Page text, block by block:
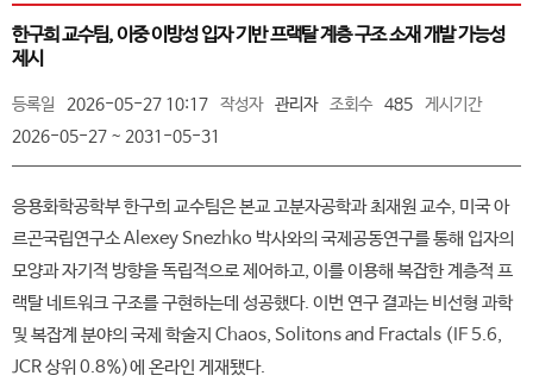
한구희 교수팀, 이중 이방성 입자 기반 프랙탈 계층 구조 소재 개발 가능성
제시
등록일 2026-05-27 10:17 작성자 관리자 조회수 485
게시기간
2026-05-27 ~ 2031-05-31
응용화학공학부 한구희 교수팀은 본교 고분자공학과 최재원 교수, 미국 아
르곤국립연구소 Alexey Snezhko 박사와의 국제공동연구를 통해 입자의
모양과 자기적 방향을 독립적으로 제어하고, 이를 이용해 복잡한 계층적 프
랙탈 네트워크 구조를 구현하는데 성공했다. 이번 연구 결과는 비선형 과학
및 복잡계 분야의 국제 학술지 Chaos, Solitons and Fractals (IF 5.6,
JCR 상위 0.8%)에 온라인 게재됐다.